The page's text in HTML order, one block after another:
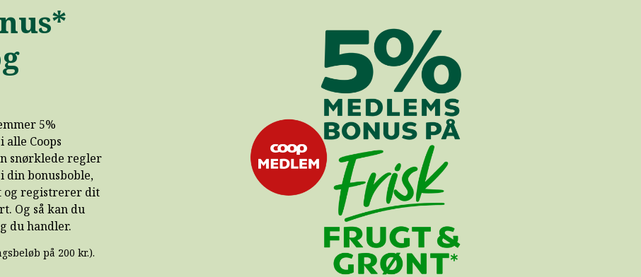
5%
Coops
snørklede regler
din bonusboble,
og registrerer dit
Og så kan du
du handler.
på 200 kr.).